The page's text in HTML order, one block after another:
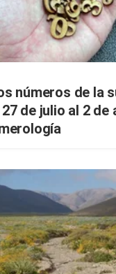
números de la
de julio al 2 de